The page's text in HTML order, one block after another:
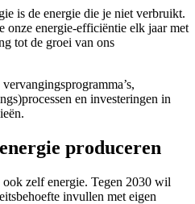
is de energie die je niet verbruikt.
onze energie-efficiëntie elk jaar met
tot de groei van ons
en investeringen in
produceren
zelf energie. Tegen 2030 wil
invullen met eigen